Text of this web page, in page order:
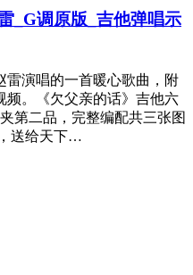
_G调原版_吉他弹唱示
雷演唱的一首暖心歌曲，附
频。《欠父亲的话》吉他六
第二品，完整编配共三张图
送给天下…